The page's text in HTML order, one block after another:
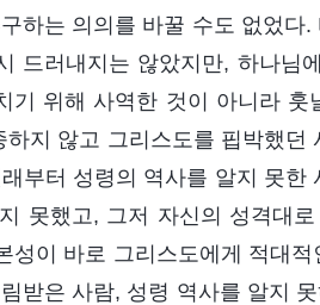
하는 의의를 바꿀 수도 없었다.
드러내지는 않았지만, 하나님
위해 사역한 것이 아니라 훗
지 않고 그리스도를 핍박했던
부터 성령의 역사를 알지 못한
못했고, 그저 자신의 성격대로
이 바로 그리스도에게 적대
받은 사람, 성령 역사를 알지